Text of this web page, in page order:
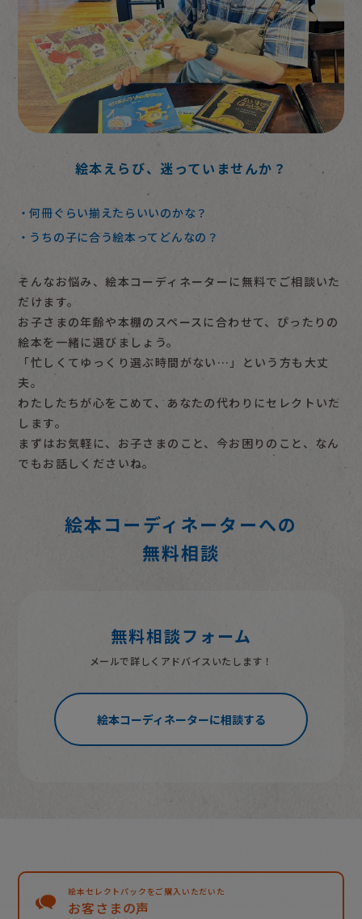
絵本えらび、迷っていませんか？
何冊ぐらい揃えたらいいのかな？
うちの子に合う絵本ってどんなの？
そんなお悩み、絵本コーディネーターに無料でご相談いた
だけます。
お子さまの年齢や本棚のスペースに合わせて、ぴったりの
絵本を一緒に選びましょう。
「忙しくてゆっくり選ぶ時間がない…」という方も大丈
夫。
わたしたちが心をこめて、あなたの代わりにセレクトいた
します。
まずはお気軽に、お子さまのこと、今お困りのこと、なん
でもお話しくださいね。
絵本コーディネーターへの
無料相談
無料相談フォーム
メールで詳しくアドバイスいたします！
絵本コーディネーターに相談する
絵本セレクトパックをご購入いただいた
お客さまの声